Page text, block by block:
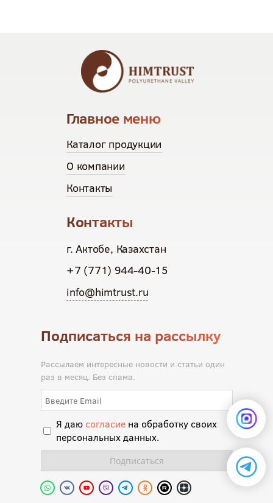
Главное меню
Каталог продукции
О компании
Контакты
Контакты
г. Актобе, Казахстан
+7 (771) 944-40-15
info@himtrust.ru
Подписаться на рассылку
Рассылаем интересные новости и статьи один
раз в месяц. Без спама.
Я даю согласиена обработку своих
персональных данных.